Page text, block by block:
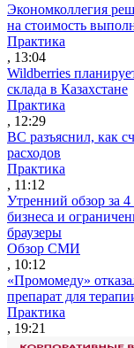
Экономколлегия
на стоимость
Практика
, 13:04
Wildberries
склада в Казахстане
Практика
, 12:29
ВС разъяснил, как
расходов
Практика
, 11:12
Утренний обзор за 4
бизнеса и
браузеры
Обзор СМИ
, 10:12
«Промомеду»
препарат для
Практика
, 19:21